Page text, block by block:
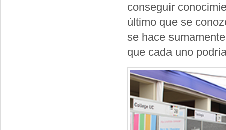
conseguir
último que se
se hace
que cada uno